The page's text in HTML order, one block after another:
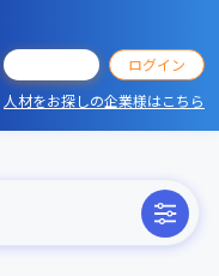
ログイン
人材をお探しの企業様はこちら